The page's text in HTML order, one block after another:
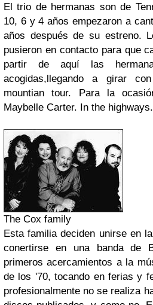
El trio de hermanas son de
10, 6 y 4 años empezaron a
años después de su estreno.
pusieron en contacto para que
partir de aquí las
acogidas,llegando a girar
mountian tour. Para la
Maybelle Carter. In the highways.
The Cox family
Esta familia deciden unirse en
conertirse en una banda de
primeros acercamientos a la
de los '70, tocando en ferias y
profesionalmente no se realiza